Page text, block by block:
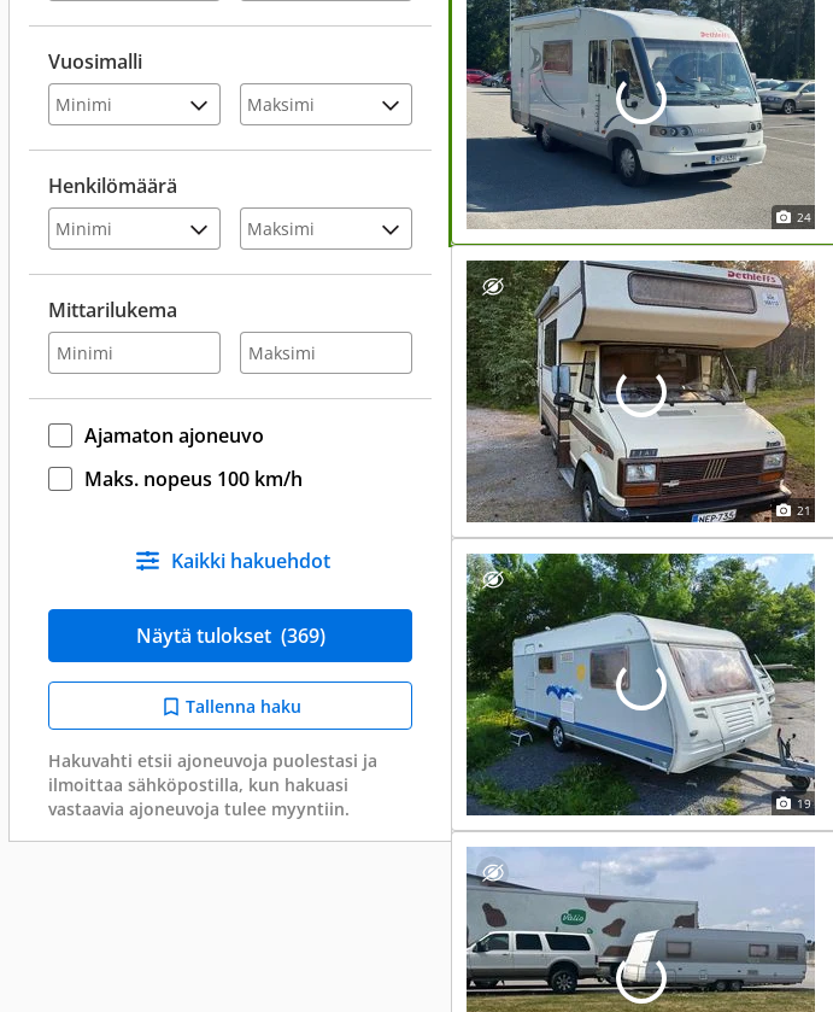
Henkilömäärä
Mittarilukema
Vuosimalli
Ajamaton ajoneuvo
Maks. nopeus 100 km/h
Kaikki hakuehdot
Näytä tulokset (369)
Tallenna haku
Hakuvahti etsii ajoneuvoja puolestasi ja
ilmoittaa sähköpostilla, kun hakuasi
vastaavia ajoneuvoja tulee myyntiin.
24
21
19